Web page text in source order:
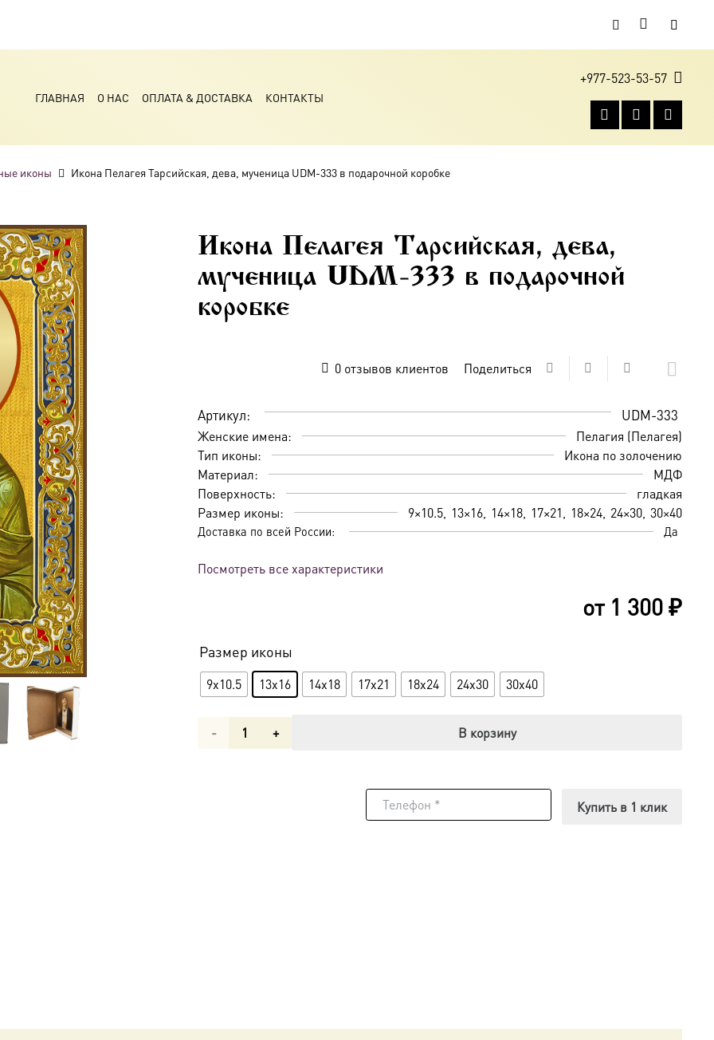
ГЛАВНАЯ О НАС ОПЛАТА & ДОСТАВКА КОНТАКТЫ
+977-523-53-57
иконы Икона Пелагея Тарсийская, дева, мученица UDM-333 в подарочной коробке
Икона Пелагея Тарсийская, дева,
мученица UDM-333 в подарочной
коробке
0отзывов клиентов Поделиться
Артикул: UDM-333
Женские имена:
Пелагия (Пелагея)
Тип иконы:
Икона по золочению
Материал:
МДФ
Поверхность:
гладкая
Размер иконы:
9×10.5 13×16 14×18 17×21 18×24 24×30 30×40
Доставка по всей России: Да
Посмотреть все характеристики
от 1 300₽
Размер иконы
9x10.5 13x16 14x18 17x21 18x24 24x30 30x40
Количество
В корзину
Купить в 1 клик